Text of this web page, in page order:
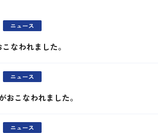
ニュース
なわれました。
ニュース
おこなわれました。
ニュース